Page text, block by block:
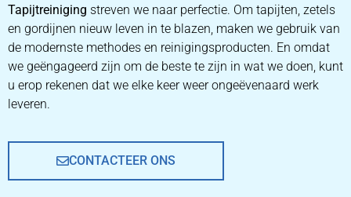
ZETEL REINIGEN DOOR
PROFESSIONALS
PRIJZEN
Tapijtreiniging streven we naar perfectie. Om tapijten, zetels
en gordijnen nieuw leven in te blazen, maken we gebruik van
de modernste methodes en reinigingsproducten. En omdat
we geëngageerd zijn om de beste te zijn in wat we doen, kunt
u erop rekenen dat we elke keer weer ongeëvenaard werk
leveren.
CONTACTEER ONS